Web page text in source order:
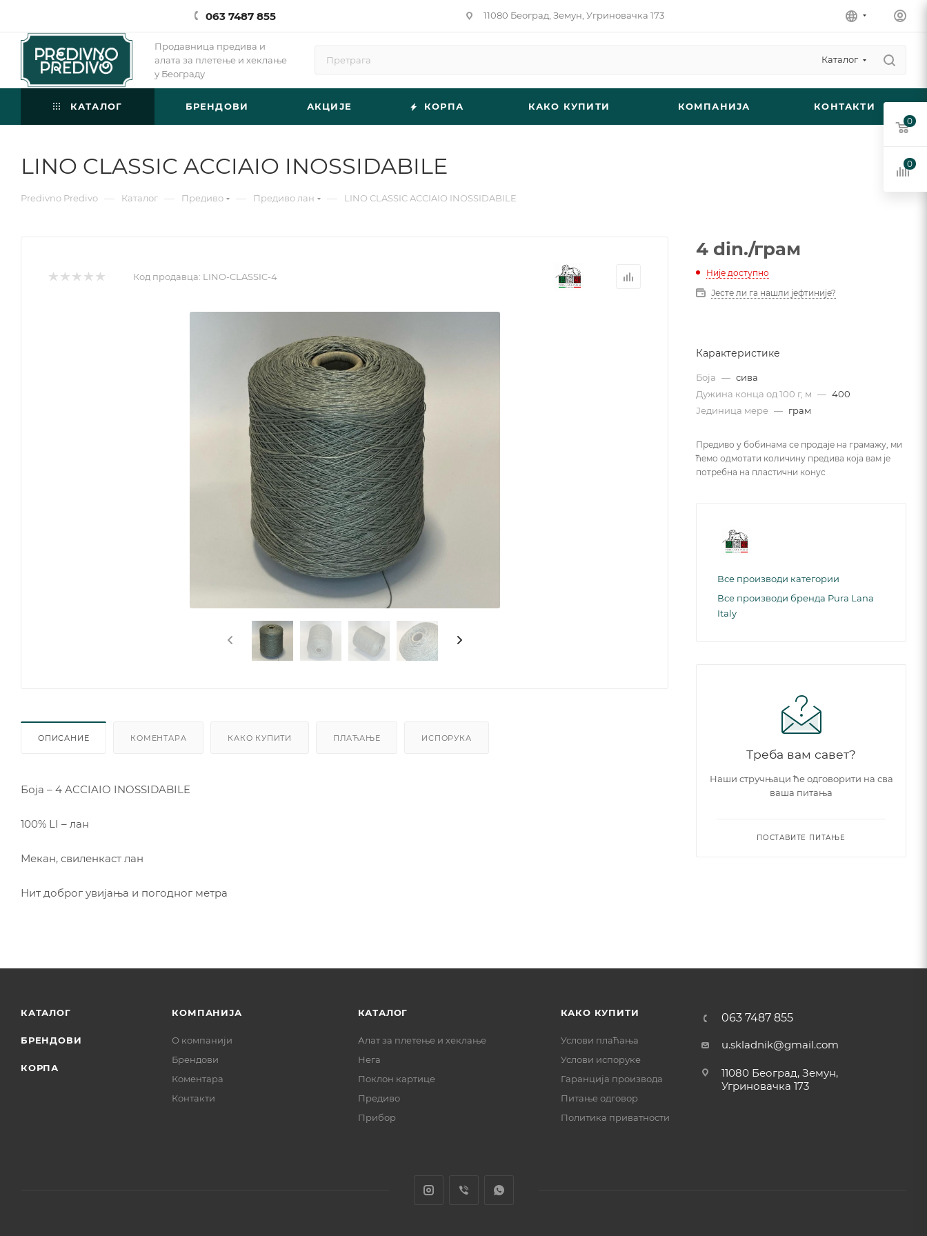
063 7487 855 11080 Београд, Земун, Угриновачка 173
Продавница предива и
алата за плетење и хеклање
у Београду
Каталог
КАТАЛОГ БРЕНДОВИ АКЦИЈЕ КОРПА КАКО КУПИТИ КОМПАНИЈА КОНТАКТИ
LINO CLASSIC ACCIAIO INOSSIDABILE
Predivno Predivo — Каталог — Предиво — Предиво лан — LINO CLASSIC ACCIAIO INOSSIDABILE
Код продавца: LINO-CLASSIC-4
ОПИСАНИЕ КОМЕНТАРА КАКО КУПИТИ ПЛАЋАЊЕ ИСПОРУКА
Боја – 4 ACCIAIO INOSSIDABILE
100% LI – лан
Мекан, свиленкаст лан
Нит доброг увијања и погодног метра
4 din./грам
Није доступно
Јесте ли га нашли јефтиније?
Карактеристике
Боја — сива
Дужина конца од 100 г, м — 400
Јединица мере — грам
Предиво у бобинама се продаје на грамажу, ми
ћемо одмотати количину предива која вам је
потребна на пластични конус
Все производи категории
Все производи бренда Pura Lana
Italy
Треба вам савет?
Наши стручњаци ће одговорити на сва
ваша питања
ПОСТАВИТЕ ПИТАЊЕ
КАТАЛОГ
БРЕНДОВИ
КОРПА
КОМПАНИЈА
О компанији
Брендови
Коментара
Контакти
КАТАЛОГ
Алат за плетење и хеклање
Нега
Поклон картице
Предиво
Прибор
КАКО КУПИТИ
Услови плаћања
Услови испоруке
Гаранција производа
Питање одговор
Политика приватности
063 7487 855
u.skladnik@gmail.com
11080 Београд, Земун,
Угриновачка 173
0
0